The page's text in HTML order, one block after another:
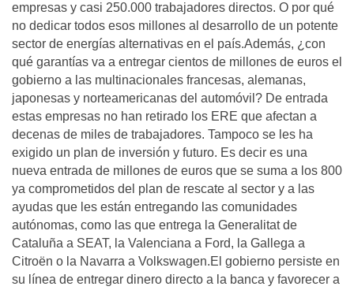
empresas y casi 250.000 trabajadores directos. O por qué
no dedicar todos esos millones al desarrollo de un potente
sector de energías alternativas en el país.Además, ¿con
qué garantías va a entregar cientos de millones de euros el
gobierno a las multinacionales francesas, alemanas,
japonesas y norteamericanas del automóvil? De entrada
estas empresas no han retirado los ERE que afectan a
decenas de miles de trabajadores. Tampoco se les ha
exigido un plan de inversión y futuro. Es decir es una
nueva entrada de millones de euros que se suma a los 800
ya comprometidos del plan de rescate al sector y a las
ayudas que les están entregando las comunidades
autónomas, como las que entrega la Generalitat de
Cataluña a SEAT, la Valenciana a Ford, la Gallega a
Citroën o la Navarra a Volkswagen.El gobierno persiste en
su línea de entregar dinero directo a la banca y favorecer a